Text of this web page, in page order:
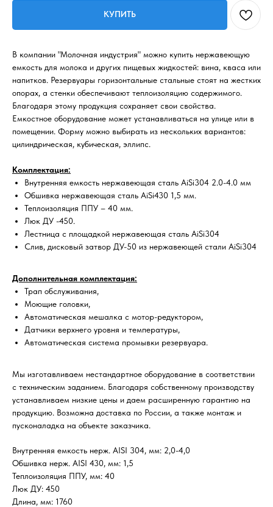
КУПИТЬ
В компании "Молочная индустрия" можно купить нержавеющую
емкость для молока и других пищевых жидкостей: вина, кваса или
напитков. Резервуары горизонтальные стальные стоят на жестких
опорах, а стенки обеспечивают теплоизоляцию содержимого.
Благодаря этому продукция сохраняет свои свойства.
Емкостное оборудование может устанавливаться на улице или в
помещении. Форму можно выбирать из нескольких вариантов:
цилиндрическая, кубическая, эллипс.
Комплектация:
Внутренняя емкость нержавеющая сталь AiSi304 2.0-4.0 мм
Обшивка нержавеющая сталь AiSi430 1,5 мм.
Теплоизоляция ППУ – 40 мм.
Люк ДУ -450.
Лестница с площадкой нержавеющая сталь AiSi304
Слив, дисковый затвор ДУ-50 из нержавеющей стали AiSi304
Дополнительная комплектация:
Трап обслуживания,
Моющие головки,
Автоматическая мешалка с мотор-редуктором,
Датчики верхнего уровня и температуры,
Автоматическая система промывки резервуара.
Мы изготавливаем нестандартное оборудование в соответствии
с техническим заданием. Благодаря собственному производству
устанавливаем низкие цены и даем расширенную гарантию на
продукцию. Возможна доставка по России, а также монтаж и
пусконаладка на объекте заказчика.
Внутренняя емкость нерж. AISI 304, мм: 2,0-4,0
Обшивка нерж. AISI 430, мм: 1,5
Теплоизоляция ППУ, мм: 40
Люк ДУ: 450
Длина, мм: 1760